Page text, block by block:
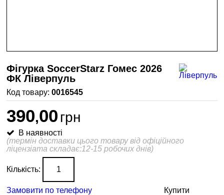
Фігурка SoccerStarz Гомес 2026
ФК Ліверпуль
0016545
390,00 грн
В наявності
(термін доставки цього товару від офіційного
ліцензіата складає:12-15 робочих днів)
Кількість:
Замовити по телефону
Купити